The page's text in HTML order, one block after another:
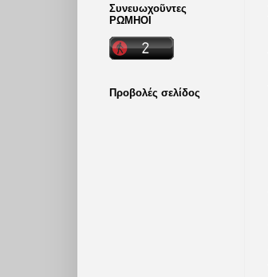
Συνευωχοῦντες
ΡΩΜΗΟΙ
Προβολές σελίδος